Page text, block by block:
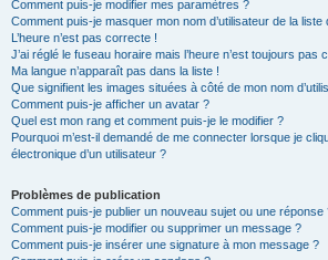
Comment puis-je modifier mes paramètres ?
Comment puis-je masquer mon nom d’utilisateur de la
L’heure n’est pas correcte !
J’ai réglé le fuseau horaire mais l’heure n’est toujours pas
Ma langue n’apparaît pas dans la liste !
Que signifient les images situées à côté de mon nom
Comment puis-je afficher un avatar ?
Quel est mon rang et comment puis-je le modifier ?
Pourquoi m’est-il demandé de me connecter lorsque je
électronique d’un utilisateur ?
Problèmes de publication
Comment puis-je publier un nouveau sujet ou une réponse
Comment puis-je modifier ou supprimer un message ?
Comment puis-je insérer une signature à mon message ?